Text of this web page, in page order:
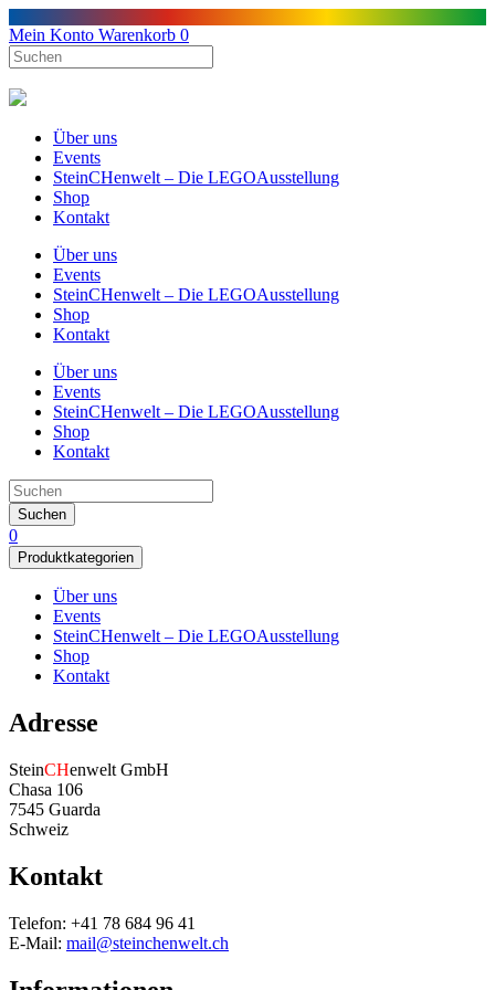
Mein Konto Warenkorb 0
Über uns
Events
SteinCHenwelt – Die LEGOAusstellung
Shop
Kontakt
Über uns
Events
SteinCHenwelt – Die LEGOAusstellung
Shop
Kontakt
Über uns
Events
SteinCHenwelt – Die LEGOAusstellung
Shop
Kontakt
Suchen
0
Produktkategorien
Über uns
Events
SteinCHenwelt – Die LEGOAusstellung
Shop
Kontakt
Adresse
SteinCHenwelt GmbH
Chasa 106
7545 Guarda
Schweiz
Kontakt
Telefon: +41 78 684 96 41
E-Mail: mail@steinchenwelt.ch